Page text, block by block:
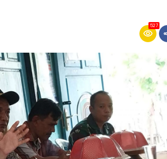
527